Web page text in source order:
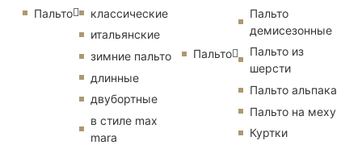
Пальто
классические
итальянские
зимние пальто
длинные
двубортные
в стиле max
mara
Пальто
Пальто
демисезонные
Пальто из
шерсти
Пальто альпака
Пальто на меху
Куртки